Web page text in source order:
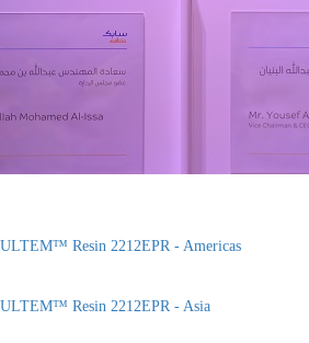
ULTEM™ Resin 2212EPR - Americas
ULTEM™ Resin 2212EPR - Asia